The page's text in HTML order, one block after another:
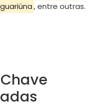
, entre outras.